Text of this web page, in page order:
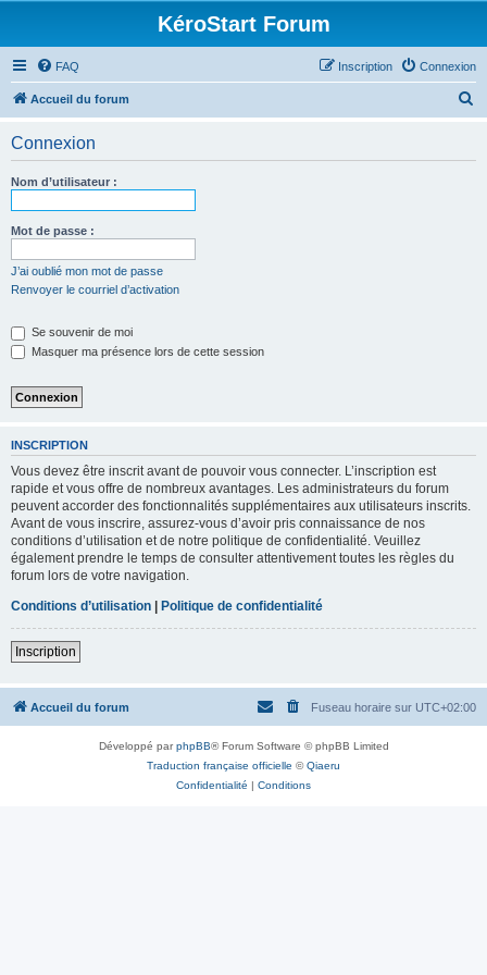
KéroStart Forum
FAQ Connexion
Inscription
Accueil du forum
Connexion
Nom d’utilisateur :
Mot de passe :
J’ai oublié mon mot de passe
Renvoyer le courriel d’activation
Se souvenir de moi
Masquer ma présence lors de cette session
INSCRIPTION
Vous devez être inscrit avant de pouvoir vous connecter. L’inscription est
rapide et vous offre de nombreux avantages. Les administrateurs du forum
peuvent accorder des fonctionnalités supplémentaires aux utilisateurs inscrits.
Avant de vous inscrire, assurez-vous d’avoir pris connaissance de nos
conditions d’utilisation et de notre politique de confidentialité. Veuillez
également prendre le temps de consulter attentivement toutes les règles du
forum lors de votre navigation.
Conditions d’utilisation | Politique de confidentialité
Inscription
Accueil du forum Fuseau horaire sur UTC+02:00
Développé parphpBB® Forum Software © phpBB Limited
Traduction française officielle ©Qiaeru
Confidentialité | Conditions